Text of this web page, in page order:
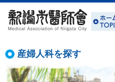
産婦人科を探す